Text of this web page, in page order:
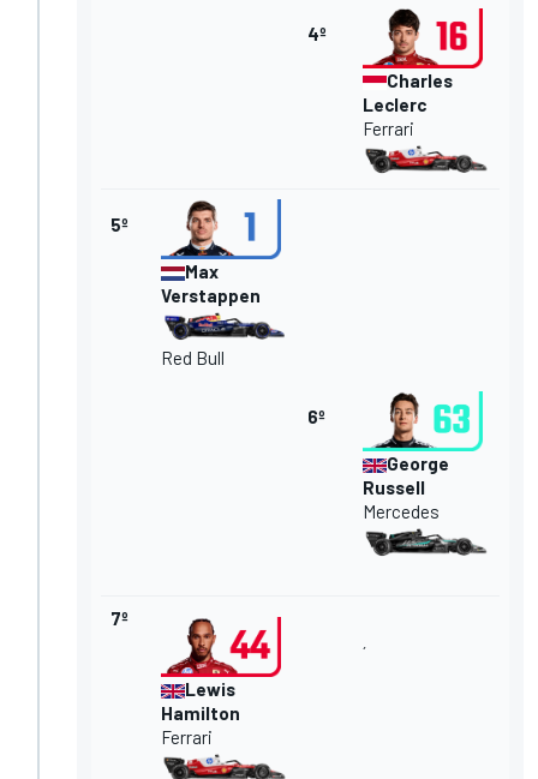
4º
Charles
Leclerc
Ferrari
5º
Max
Verstappen
Red Bull
6º
George
Russell
Mercedes
7º
Lewis
Hamilton
Ferrari
´